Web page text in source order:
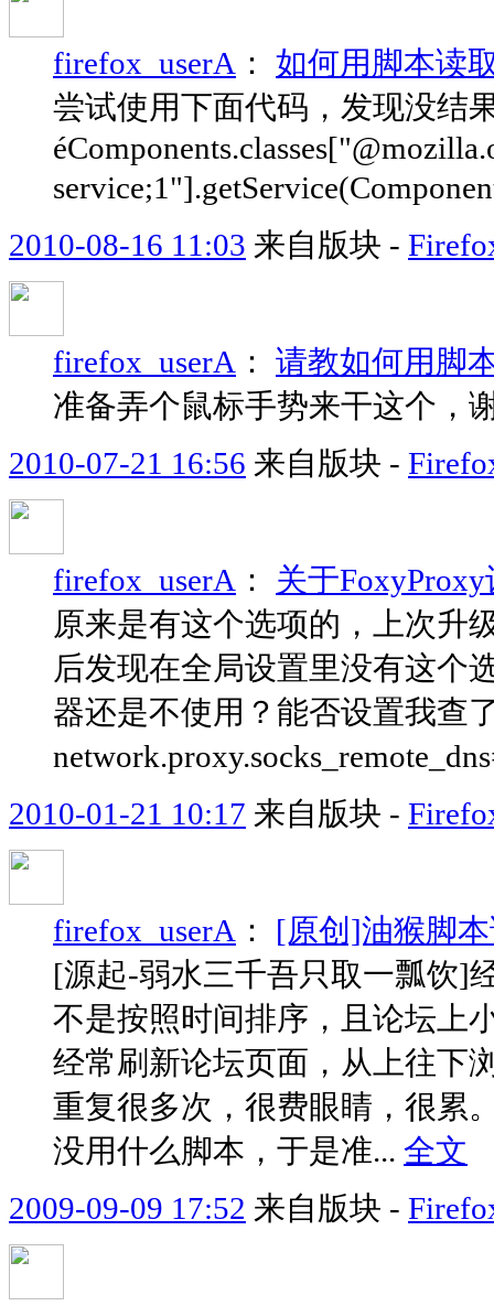
firefox_userA ： 如何用脚本读
尝试使用下面代码，发现没结
2010-08-16 11:03 来自版块 -
firefox_userA ： 请教如何用脚
准备弄个鼠标手势来干这个，
2010-07-21 16:56 来自版块 -
firefox_userA ： 关于
原来是有这个选项的，上次升
后发现在全局设置里没有这个
器还是不使用？能否设置我查
2010-01-21 10:17 来自版块 -
firefox_userA ： [原创]油猴脚
[源起-弱水三千吾只取一瓢饮]
不是按照时间排序，且论坛上
经常刷新论坛页面，从上往下
重复很多次，很费眼睛，很累
没用什么脚本，于是准... 全文
2009-09-09 17:52 来自版块 -